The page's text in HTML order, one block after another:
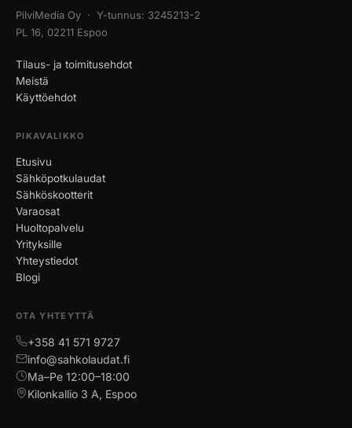
PilviMedia Oy · Y-tunnus: 3245213-2
PL 16, 02211 Espoo
Tilaus- ja toimitusehdot
Meistä
Käyttöehdot
PIKAVALIKKO
Etusivu
Sähköpotkulaudat
Sähköskootterit
Varaosat
Huoltopalvelu
Yrityksille
Yhteystiedot
Blogi
OTA YHTEYTTÄ
+358 41 571 9727
info@sahkolaudat.fi
Ma–Pe 12:00–18:00
Kilonkallio 3 A, Espoo